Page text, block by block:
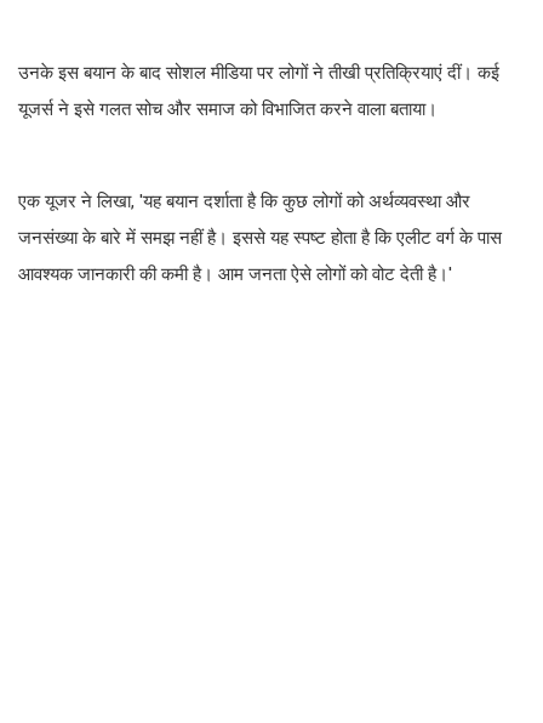
उनके इस बयान के बाद सोशल मीडिया पर लोगों ने तीखी प्रतिक्रियाएं दीं। कई
यूजर्स ने इसे गलत सोच और समाज को विभाजित करने वाला बताया।
एक यूजर ने लिखा, 'यह बयान दर्शाता है कि कुछ लोगों को अर्थव्यवस्था और
जनसंख्या के बारे में समझ नहीं है। इससे यह स्पष्ट होता है कि एलीट वर्ग के पास
आवश्यक जानकारी की कमी है। आम जनता ऐसे लोगों को वोट देती है।'